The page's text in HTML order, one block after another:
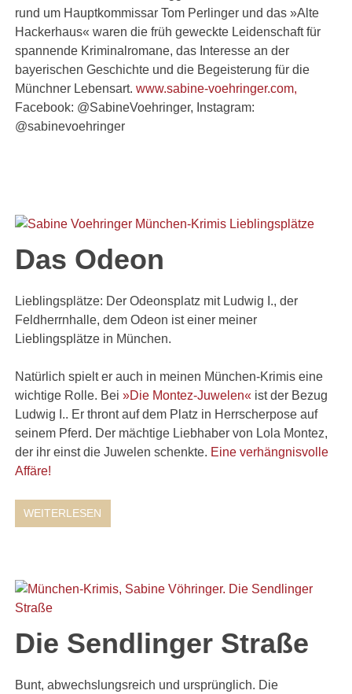
rund um Hauptkommissar Tom Perlinger und das »Alte
Hackerhaus« waren die früh geweckte Leidenschaft für
spannende Kriminalromane, das Interesse an der
bayerischen Geschichte und die Begeisterung für die
Münchner Lebensart.www.sabine-voehringer.com,
Facebook: @SabineVoehringer, Instagram:
@sabinevoehringer
Das Odeon
Lieblingsplätze: Der Odeonsplatz mit Ludwig I., der
Feldherrnhalle, dem Odeon ist einer meiner
Lieblingsplätze in München.
Natürlich spielt er auch in meinen München-Krimis eine
wichtige Rolle. Bei»Die Montez-Juwelen« ist der Bezug
Ludwig I.. Er thront auf dem Platz in Herrscherpose auf
seinem Pferd. Der mächtige Liebhaber von Lola Montez,
der ihr einst die Juwelen schenkte. Eine verhängnisvolle
Affäre!
WEITERLESEN
Die Sendlinger Straße
Bunt, abwechslungsreich und ursprünglich. Die